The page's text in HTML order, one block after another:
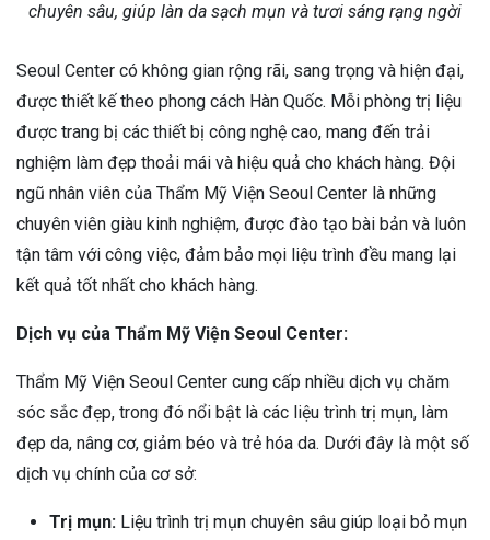
chuyên sâu, giúp làn da sạch mụn và tươi sáng rạng ngời
Seoul Center có không gian rộng rãi, sang trọng và hiện đại,
được thiết kế theo phong cách Hàn Quốc. Mỗi phòng trị liệu
được trang bị các thiết bị công nghệ cao, mang đến trải
nghiệm làm đẹp thoải mái và hiệu quả cho khách hàng. Đội
ngũ nhân viên của Thẩm Mỹ Viện Seoul Center là những
chuyên viên giàu kinh nghiệm, được đào tạo bài bản và luôn
tận tâm với công việc, đảm bảo mọi liệu trình đều mang lại
kết quả tốt nhất cho khách hàng.
Dịch vụ của Thẩm Mỹ Viện Seoul Center:
Thẩm Mỹ Viện Seoul Center cung cấp nhiều dịch vụ chăm
sóc sắc đẹp, trong đó nổi bật là các liệu trình trị mụn, làm
đẹp da, nâng cơ, giảm béo và trẻ hóa da. Dưới đây là một số
dịch vụ chính của cơ sở:
Trị mụn: Liệu trình trị mụn chuyên sâu giúp loại bỏ mụn